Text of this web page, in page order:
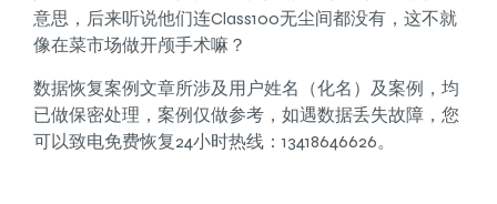
意思，后来听说他们连Class100无尘间都没有，这不就
像在菜市场做开颅手术嘛？
数据恢复案例文章所涉及用户姓名（化名）及案例，均
已做保密处理，案例仅做参考，如遇数据丢失故障，您
可以致电免费恢复24小时热线：13418646626。